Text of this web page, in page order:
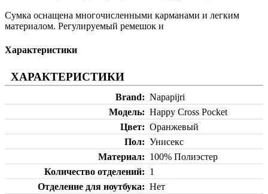
Сумка оснащена многочисленными карманами и легким
материалом. Регулируемый ремешок и
Характеристики
ХАРАКТЕРИСТИКИ
Brand
Napapijri
Модель
Happy Cross Pocket
Цвет
Оранжевый
Пол
Унисекс
Материал
100% Полиэстер
Количество отделений
1
Отделение для ноутбука
Нет